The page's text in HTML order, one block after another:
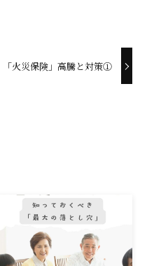
「火災保険」高騰と対策①